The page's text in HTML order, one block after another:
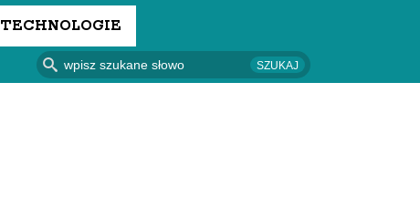
TECHNOLOGIE